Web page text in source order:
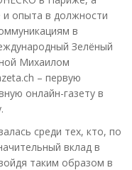
опыта в должности
в
Зелёный
Михаилом
– первую
онлайн-газету в
среди тех, кто, по
вклад в
таким образом в